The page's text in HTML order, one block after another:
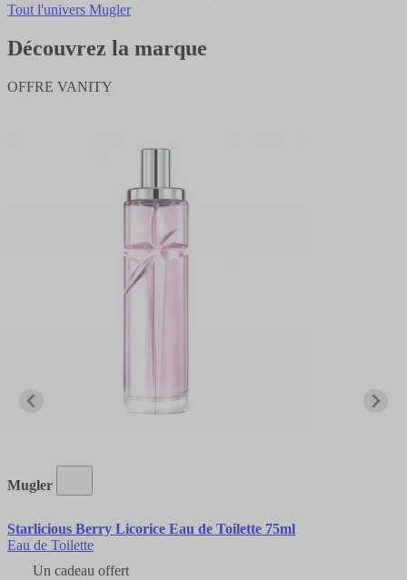
Tout l'univers Mugler
Découvrez la marque
OFFRE VANITY
Mugler
Starlicious Berry Licorice Eau de Toilette 75ml
Eau de Toilette
Un cadeau offert